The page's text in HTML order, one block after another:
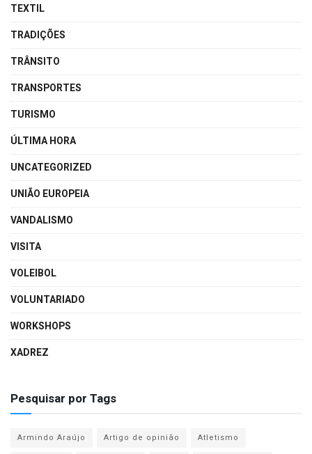
TEXTIL
TRADIÇÕES
TRÂNSITO
TRANSPORTES
TURISMO
ÚLTIMA HORA
UNCATEGORIZED
UNIÃO EUROPEIA
VANDALISMO
VISITA
VOLEIBOL
VOLUNTARIADO
WORKSHOPS
XADREZ
Pesquisar por Tags
Armindo Araújo Artigo de opinião
Atletismo